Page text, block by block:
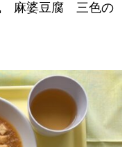
麻婆豆腐 三色の